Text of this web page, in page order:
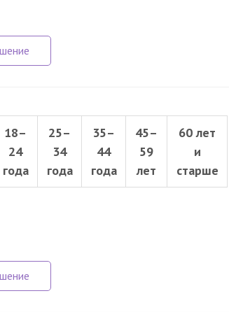
18–
24
года
25–
34
года
35–
44
года
45–
59
лет
60 лет
и
старше